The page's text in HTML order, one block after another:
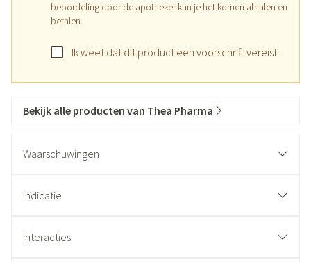
beoordeling door de apotheker kan je het komen afhalen en
betalen.
Ik weet dat dit product een voorschrift vereist.
Bekijk alle producten van Thea Pharma
Waarschuwingen
Indicatie
Interacties